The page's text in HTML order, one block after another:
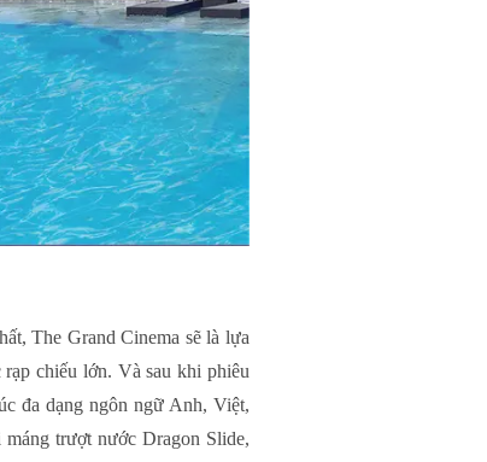
The Grand Cinema sẽ là lựa
chiếu lớn. Và sau khi phiêu
đa dạng ngôn ngữ Anh, Việt,
trượt nước Dragon Slide,